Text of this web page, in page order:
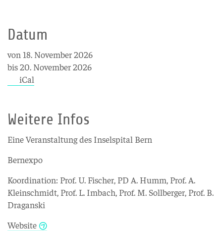
Datum
von 18. November 2026
bis 20. November 2026
iCal
Weitere Infos
Eine Veranstaltung des Inselspital Bern
Bernexpo
Koordination: Prof. U. Fischer, PD A. Humm, Prof. A.
Kleinschmidt, Prof. L. Imbach, Prof. M. Sollberger, Prof. B.
Draganski
Website